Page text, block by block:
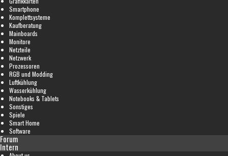
Smartphone
Komplettsysteme
Kaufberatung
Mainboards
Monitore
Netzteile
Netzwerk
Prozessoren
RGB und Modding
Luftkühlung
Wasserkühlung
Notebooks & Tablets
Sonstiges
Spiele
Smart Home
Software
Forum
Intern